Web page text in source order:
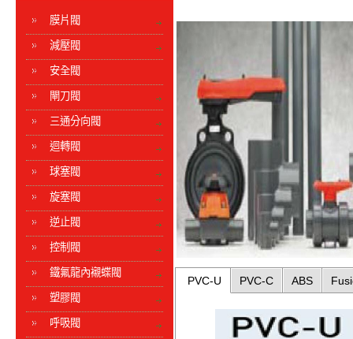
膜片閥
減壓閥
安全閥
閘刀閥
三通分向閥
迴轉閥
球塞閥
旋塞閥
逆止閥
控制閥
鐵氟龍內襯蝶閥
塑膠閥
呼吸閥
PVC-U PVC-C ABS